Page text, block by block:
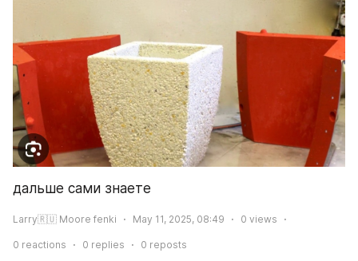
дальше сами знаете
Larry🇷🇺 Moore fenki May 11, 2025, 08:49 0 views
0 reactions 0 replies 0 reposts